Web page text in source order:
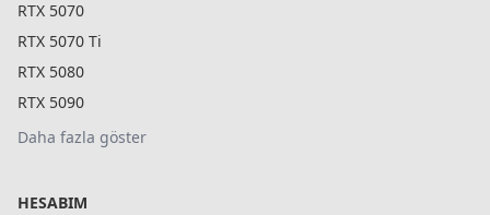
RTX 5070
RTX 5070 Ti
RTX 5080
RTX 5090
Daha fazla göster
HESABIM